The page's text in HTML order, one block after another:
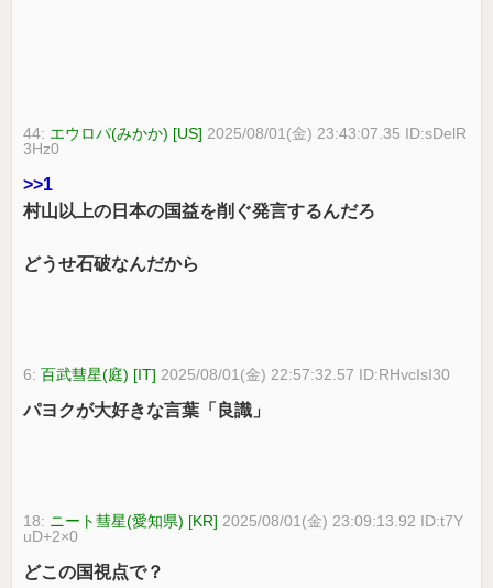
44: エウロパ(みかか) [US] 2025/08/01(金) 23:43:07.35 ID:sDelR
3Hz0
>>1
村山以上の日本の国益を削ぐ発言するんだろ
どうせ石破なんだから
6:百武彗星(庭) [IT] 2025/08/01(金) 22:57:32.57 ID:RHvcIsI30
パヨクが大好きな言葉「良識」
18: ニート彗星(愛知県) [KR] 2025/08/01(金) 23:09:13.92 ID:t7Y
uD+2×0
どこの国視点で？